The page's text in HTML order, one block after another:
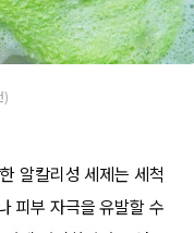
)
알칼리성 세제는 세척
피부 자극을 유발할 수